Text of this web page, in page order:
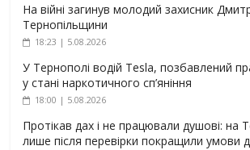
На війні загинув молодий захисник
Тернопільщини
18:23 | 5.08.2026
У Тернополі водій Tesla, позбавлений
у стані наркотичного сп’яніння
18:00 | 5.08.2026
Протікав дах і не працювали душові: на
лише після перевірки покращили умови